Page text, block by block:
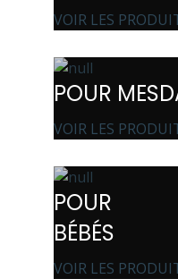
VOIR LES
POUR
VOIR LES
POUR
BÉBÉS
VOIR LES